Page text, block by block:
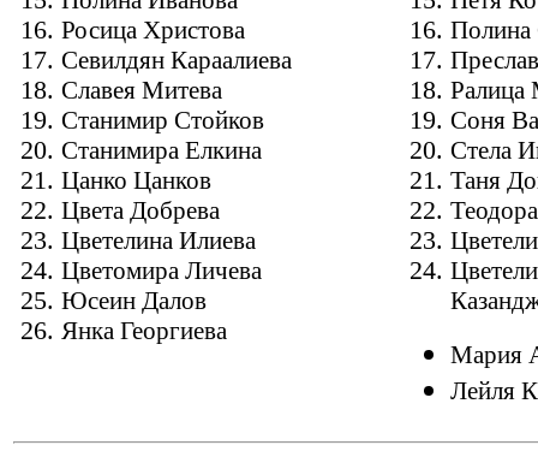
Росица Христова
Севилдян Караалиева
Славея Митева
Станимир Стойков
Станимира Елкина
Цанко Цанков
Цвета Добрева
Цветелина Илиева
Цветомира Личева
Юсеин Далов
Янка Георгиева
Полина
Ралица
Соня
Стела
Таня
Мaрия
Лейля